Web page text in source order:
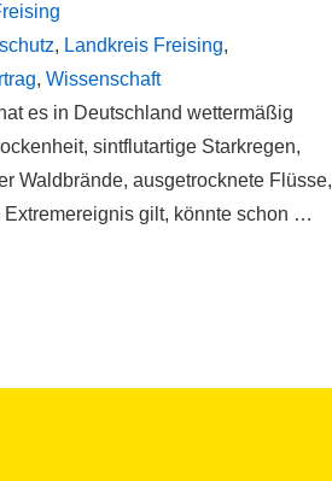
, Landkreis Freising,
, Wissenschaft
es in Deutschland wettermäßig
sintflutartige Starkregen,
Waldbrände, ausgetrocknete Flüsse,
gilt, könnte schon …